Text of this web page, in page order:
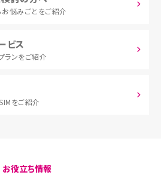
お悩みごとをご紹介
ビス
ランをご紹介
をご紹介
お役立ち情報